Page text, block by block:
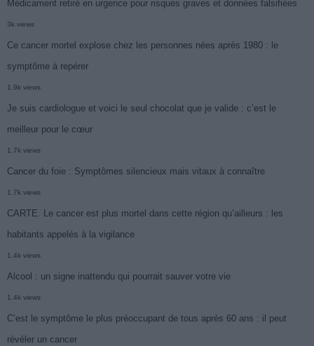
Médicament retiré en urgence pour risques graves et données falsifiées
3k views
Ce cancer mortel explose chez les personnes nées après 1980 : le
symptôme à repérer
1.9k views
Je suis cardiologue et voici le seul chocolat que je valide : c’est le
meilleur pour le cœur
1.7k views
Cancer du foie : Symptômes silencieux mais vitaux à connaître
1.7k views
CARTE. Le cancer est plus mortel dans cette région qu’ailleurs : les
habitants appelés à la vigilance
1.4k views
Alcool : un signe inattendu qui pourrait sauver votre vie
1.4k views
C’est le symptôme le plus préoccupant de tous après 60 ans : il peut
révéler un cancer